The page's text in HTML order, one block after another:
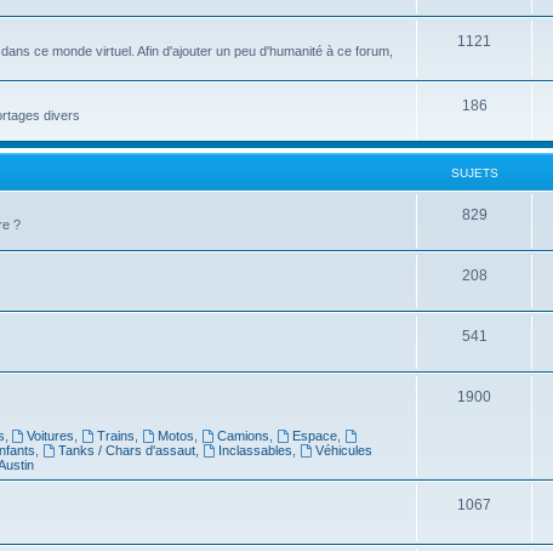
ce monde virtuel. Afin d'ajouter un peu d'humanité à ce forum,
1121
divers
186
SUJETS
?
829
208
541
Voitures Trains Motos Camions Espace,
Tanks / Chars d'assaut Inclassables
Véhicules
1900
1067